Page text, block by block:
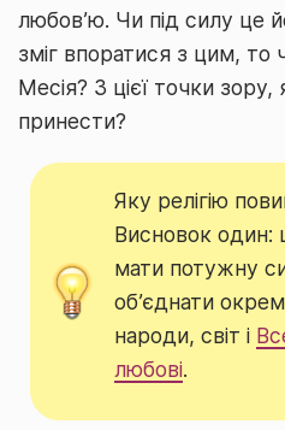
любов’ю. Чи під силу це
зміг впоратися з цим,
Месія? З цієї точки зору,
принести?
Яку релігію
Висновок один:
мати потужну
об’єднати
народи, світ і
любові.